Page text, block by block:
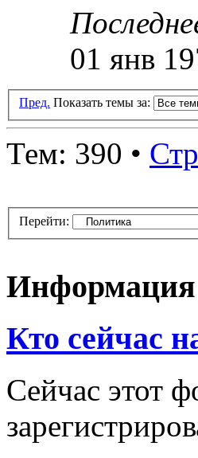
01 янв
Пред. Показать темы за:
Тем: 390 •
Перейти:
Информация
Кто сейчас
Сейчас этот